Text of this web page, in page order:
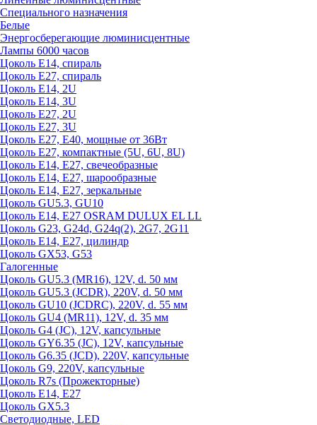
Специального назначения
Белые
Энергосберегающие люминисцентные
Лампы 6000 часов
Цоколь Е14, спираль
Цоколь Е27, спираль
Цоколь Е14, 2U
Цоколь Е14, 3U
Цоколь Е27, 2U
Цоколь Е27, 3U
Цоколь Е27, Е40, мощные от 36Вт
Цоколь Е27, компактные (5U, 6U, 8U)
Цоколь Е14, Е27, свечеобразные
Цоколь Е14, Е27, шарообразные
Цоколь Е14, Е27, зеркальные
Цоколь GU5.3, GU10
Цоколь Е14, Е27 OSRAM DULUX EL LL
Цоколь G23, G24d, G24q(2), 2G7, 2G11
Цоколь Е14, Е27, цилиндр
Цоколь GX53, G53
Галогенные
Цоколь GU5.3 (MR16), 12V, d. 50 мм
Цоколь GU5.3 (JCDR), 220V, d. 50 мм
Цоколь GU10 (JCDRC), 220V, d. 55 мм
Цоколь GU4 (MR11), 12V, d. 35 мм
Цоколь G4 (JC), 12V, капсульные
Цоколь GY6.35 (JC), 12V, капсульные
Цоколь G6.35 (JCD), 220V, капсульные
Цоколь G9, 220V, капсульные
Цоколь R7s (Прожекторные)
Цоколь E14, E27
Цоколь GX5.3
Светодиодные, LED